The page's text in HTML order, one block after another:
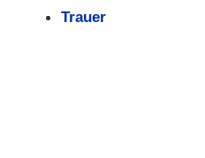
Trauer